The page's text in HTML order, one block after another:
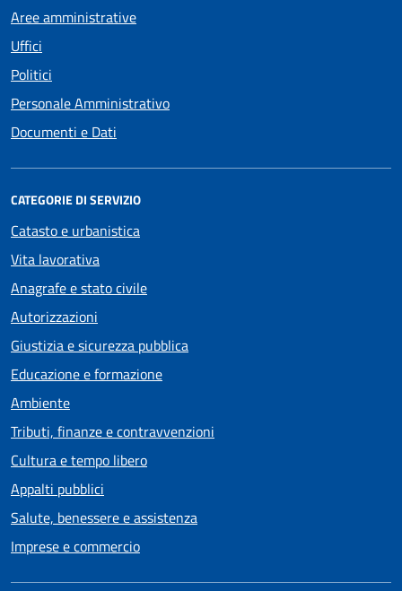
Aree amministrative
Uffici
Politici
Personale Amministrativo
Documenti e Dati
CATEGORIE DI SERVIZIO
Catasto e urbanistica
Vita lavorativa
Anagrafe e stato civile
Autorizzazioni
Giustizia e sicurezza pubblica
Educazione e formazione
Ambiente
Tributi, finanze e contravvenzioni
Cultura e tempo libero
Appalti pubblici
Salute, benessere e assistenza
Imprese e commercio